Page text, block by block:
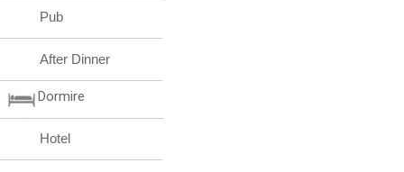
Pub
After Dinner
Dormire
Hotel